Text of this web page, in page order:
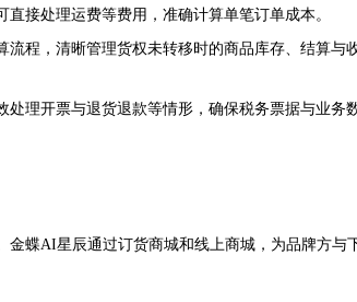
接处理运费等费用，准确计算单笔订单成本。
流程，清晰管理货权未转移时的商品库存、结算与
处理开票与退货退款等情形，确保税务票据与业务
蝶AI星辰通过订货商城和线上商城，为品牌方与